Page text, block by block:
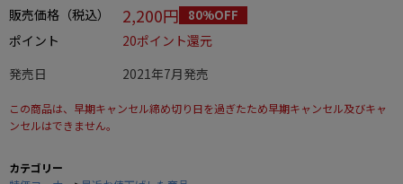
販売価格（税込）
2,200円 80%OFF
ポイント
20ポイント還元
発売日
2021年7月発売
この商品は、早期キャンセル締め切り日を過ぎたため早期キャンセル及びキャ
ンセルはできません。
カテゴリー